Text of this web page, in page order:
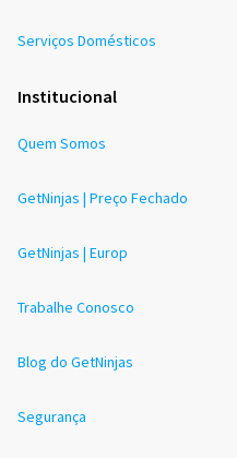
Serviços Domésticos
Institucional
Quem Somos
GetNinjas | Preço Fechado
GetNinjas | Europ
Trabalhe Conosco
Blog do GetNinjas
Segurança